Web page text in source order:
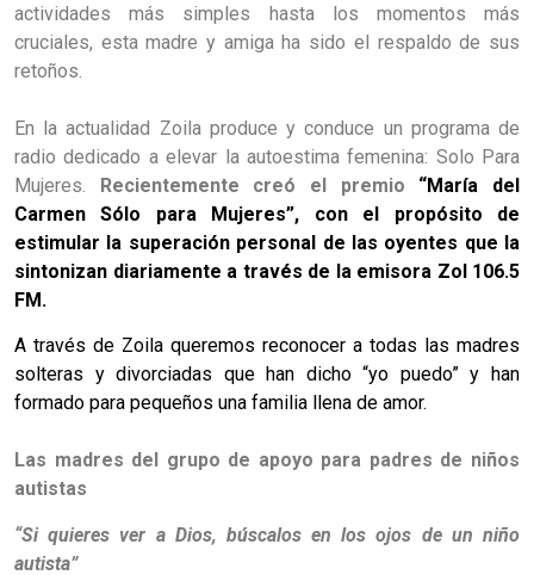
actividades más simples hasta los momentos más
cruciales, esta madre y amiga ha sido el respaldo de sus
retoños.
En la actualidad Zoila produce y conduce un programa de
radio dedicado a elevar la autoestima femenina: Solo Para
Mujeres. Recientemente creó el premio “María del
Carmen Sólo para Mujeres”, con el propósito de
estimular la superación personal de las oyentes que la
sintonizan diariamente a través de la emisora Zol 106.5
FM.
A través de Zoila queremos reconocer a todas las madres
solteras y divorciadas que han dicho “yo puedo” y han
formado para pequeños una familia llena de amor.
Las madres del grupo de apoyo para padres de niños
autistas
“Si quieres ver a Dios, búscalos en los ojos de un niño
autista”